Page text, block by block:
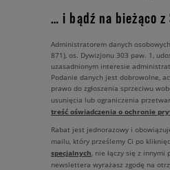
… i bądź na bieżąco z
Administratorem danych
871), os. Dywizjonu 303 paw. 1,
uzasadnionym interesie
Podanie danych jest dobrowolne,
prawo do zgłoszenia sprzeciwu
usunięcia lub ograniczenia
treść oświadczenia o ochronie
Rabat jest jednorazowy i
mailu, który prześlemy Ci po
specjalnych, nie łączy się z
newslettera wyrażasz zgodę na